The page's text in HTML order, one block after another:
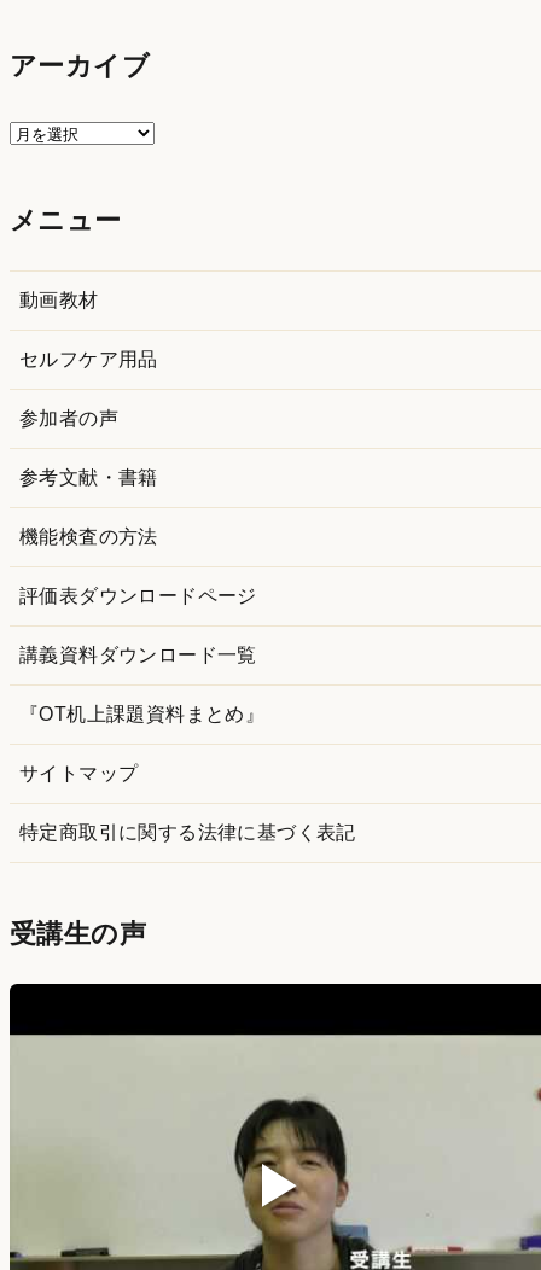
アーカイブ
ア
イ
メニュー
動画教材
セルフケア用品
参加者の声
参考文献・書籍
機能検査の方法
評価表ダウンロードページ
講義資料ダウンロード一覧
『OT机上課題資料まとめ』
サイトマップ
特定商取引に関する法律に基づく表記
受講生の声
▶